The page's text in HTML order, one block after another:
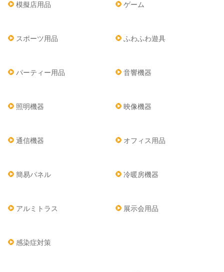
模擬店用品 ゲーム
スポーツ用品 ふわふわ遊具
パーティー用品 音響機器
照明機器 映像機器
通信機器 オフィス用品
簡易パネル 冷暖房機器
アルミトラス 展示会用品
感染症対策